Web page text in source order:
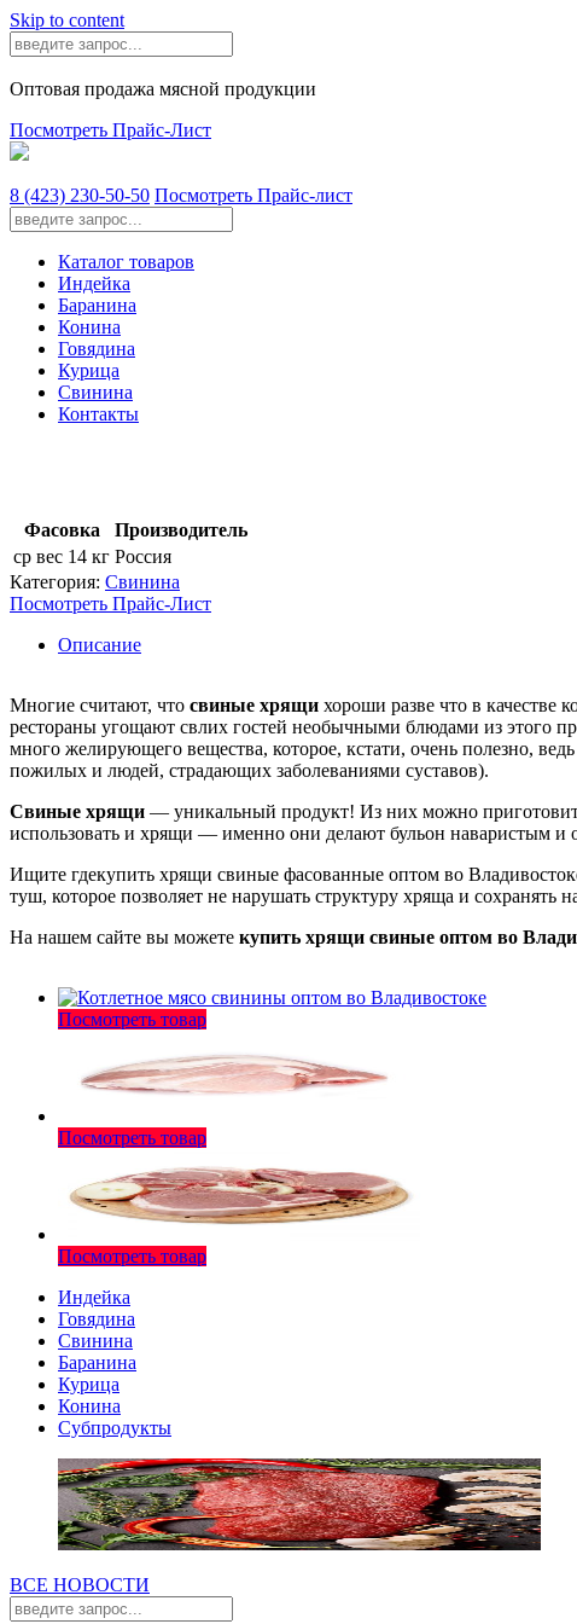
Skip to content
Оптовая продажа мясной продукции
Посмотреть Прайс-Лист
8 (423) 230-50-50 Посмотреть Прайс-лист
Каталог товаров
Индейка
Баранина
Конина
Говядина
Курица
Свинина
Контакты
Фасовка
Производитель
ср вес 14 кг Россия
Категория: Свинина
Посмотреть Прайс-Лист
Описание
Многие считают, что свиные хрящи хороши разве что в
рестораны угощают свлих гостей необычными блюдами из этого
много желирующего вещества, которое, кстати, очень полезно,
пожилых и людей, страдающих заболеваниями суставов).
Свиные хрящи — уникальный продукт! Из них можно
использовать и хрящи — именно они делают бульон наваристым и
Ищите гдекупить хрящи свиные фасованные оптом во
туш, которое позволяет не нарушать структуру хряща и сохранять
На нашем сайте вы можете купить хрящи свиные оптом во
Посмотреть товар
Посмотреть товар
Посмотреть товар
Индейка
Говядина
Свинина
Баранина
Курица
Конина
Субпродукты
ВСЕ НОВОСТИ